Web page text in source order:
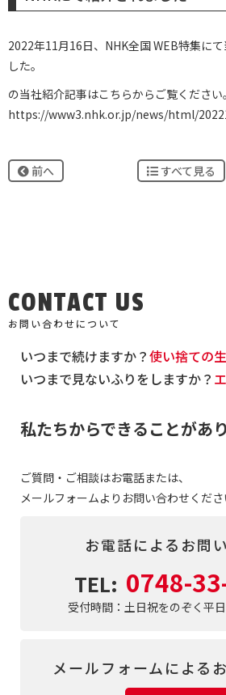
2022年11月16日、NHK全国 WEB特集に
した。
の当社紹介記事はこちらからご覧ください。
https://www3.nhk.or.jp/news/html/
前へ すべて見る
CONTACT US
お問い合わせについて
いつまで続けますか？使い捨ての
いつまで見ないふりをしますか？
私たちからできることがあり
ご質問・ご相談はお電話または、
メールフォームよりお問い合わせくださ
お電話によるお問
TEL: 0748-
受付時間：土日祝をのぞく平
メールフォームによる